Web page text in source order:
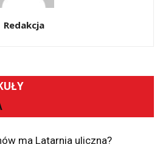
Redakcja
ma Latarnia uliczna?